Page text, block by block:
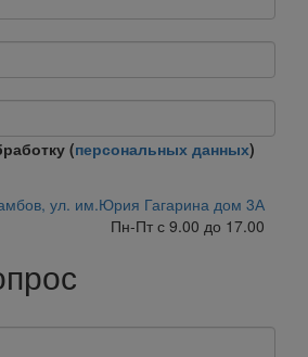
(персональных данных)
ул. им.Юрия Гагарина дом 3А
Пн-Пт с 9.00 до 17.00